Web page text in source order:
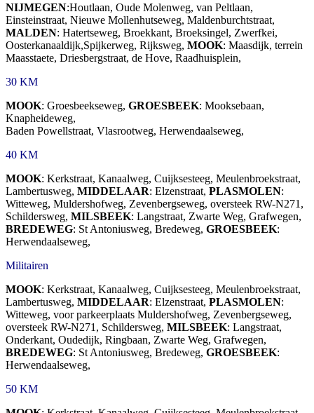
NIJMEGEN:Houtlaan, Oude Molenweg, van Peltlaan,
Einsteinstraat, Nieuwe Mollenhutseweg, Maldenburchtstraat,
MALDEN: Hatertseweg, Broekkant, Broeksingel, Zwerfkei,
Oosterkanaaldijk,Spijkerweg, Rijksweg, MOOK: Maasdijk, terrein
Maasstaete, Driesbergstraat, de Hove, Raadhuisplein,
30 KM
MOOK: Groesbeekseweg, GROESBEEK: Mooksebaan,
Knapheideweg,
Baden Powellstraat, Vlasrootweg, Herwendaalseweg,
40 KM
MOOK: Kerkstraat, Kanaalweg, Cuijksesteeg, Meulenbroekstraat,
Lambertusweg, MIDDELAAR: Elzenstraat, PLASMOLEN:
Witteweg, Muldershofweg, Zevenbergseweg, oversteek RW-N271,
Schildersweg, MILSBEEK: Langstraat, Zwarte Weg, Grafwegen,
BREDEWEG: St Antoniusweg, Bredeweg, GROESBEEK:
Herwendaalseweg,
Militairen
MOOK: Kerkstraat, Kanaalweg, Cuijksesteeg, Meulenbroekstraat,
Lambertusweg, MIDDELAAR: Elzenstraat, PLASMOLEN:
Witteweg, voor parkeerplaats Muldershofweg, Zevenbergseweg,
oversteek RW-N271, Schildersweg, MILSBEEK: Langstraat,
Onderkant, Oudedijk, Ringbaan, Zwarte Weg, Grafwegen,
BREDEWEG: St Antoniusweg, Bredeweg, GROESBEEK:
Herwendaalseweg,
50 KM